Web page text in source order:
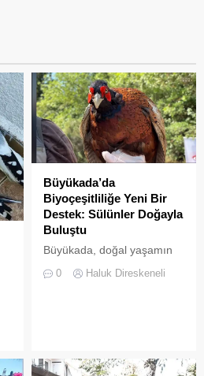
Büyükada’da
Biyoçeşitliliğe Yeni Bir
Destek: Sülünler Doğayla
Buluştu
Büyükada, doğal yaşamın
çeşitliliğin
Koruma ve Milli Parklar
0 Haluk Direskeneli